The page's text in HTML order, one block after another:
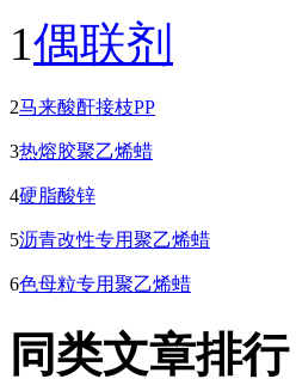
1偶联剂
2马来酸酐接枝PP
3热熔胶聚乙烯蜡
4硬脂酸锌
5沥青改性专用聚乙烯蜡
6色母粒专用聚乙烯蜡
同类文章排行